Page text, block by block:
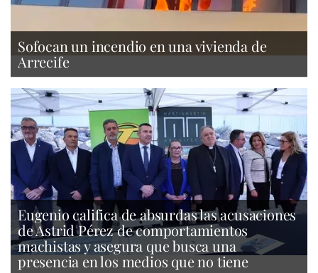
Sofocan un incendio en una vivienda de
Arrecife
Eugenio califica de absurdas las acusaciones
de Astrid Pérez de comportamientos
machistas y asegura que busca una
presencia en los medios que no tiene